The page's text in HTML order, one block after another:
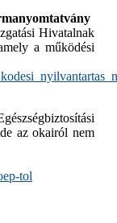
Hivatalnak
a működési
az okairól nem
tol